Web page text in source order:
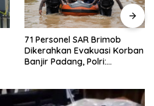
71 Personel SAR Brimob
Dikerahkan Evakuasi Korban
Banjir Padang, Polri: